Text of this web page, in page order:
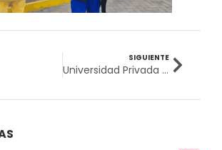
SIGUIENTE
Universidad Privada San Juan Bautista promueve alimentación saludable para una vida plena